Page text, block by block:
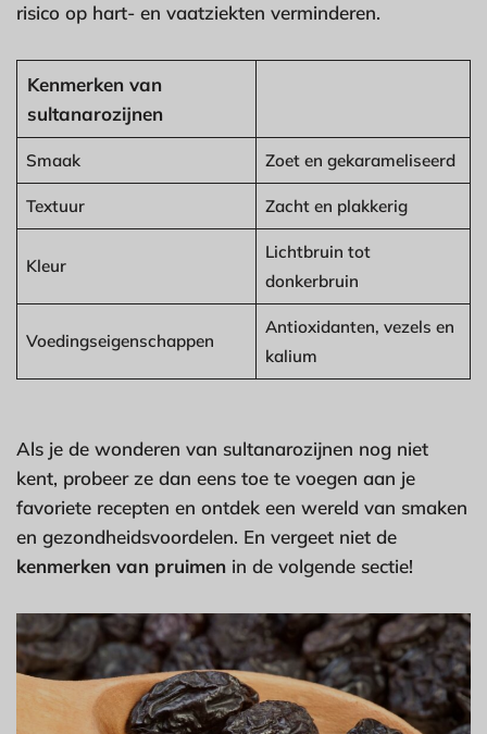
risico op hart- en vaatziekten verminderen.
Kenmerken van
sultanarozijnen
Smaak Zoet en gekarameliseerd
Textuur Zacht en plakkerig
Kleur
Lichtbruin tot
donkerbruin
Voedingseigenschappen
Antioxidanten, vezels en
kalium
Als je de wonderen van sultanarozijnen nog niet
kent, probeer ze dan eens toe te voegen aan je
favoriete recepten en ontdek een wereld van smaken
en gezondheidsvoordelen. En vergeet niet de
kenmerken van pruimen in de volgende sectie!